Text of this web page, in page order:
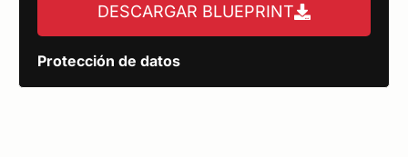
DESCARGAR BLUEPRINT
Protección de datos